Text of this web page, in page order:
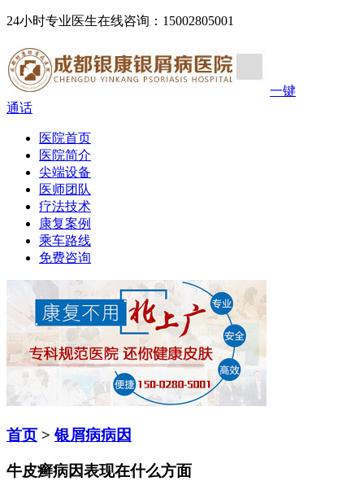
24小时专业医生在线咨询：15002805001
一键
通话
医院首页
医院简介
尖端设备
医师团队
疗法技术
康复案例
乘车路线
免费咨询
首页 >银屑病病因
牛皮癣病因表现在什么方面